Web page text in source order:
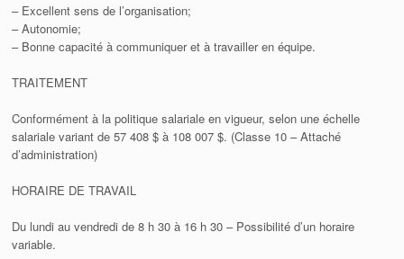
– Excellent sens de l’organisation;
– Autonomie;
– Bonne capacité à communiquer et à travailler en équipe.
TRAITEMENT
Conformément à la politique salariale en vigueur, selon une échelle
salariale variant de 57 408 $ à 108 007 $. (Classe 10 – Attaché
d’administration)
HORAIRE DE TRAVAIL
Du lundi au vendredi de 8 h 30 à 16 h 30 – Possibilité d’un horaire
variable.